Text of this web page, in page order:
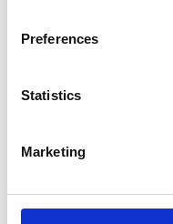
Preferences
Statistics
Marketing
Alle vragen en
formulier aan ons
binnen 1 werkdag te